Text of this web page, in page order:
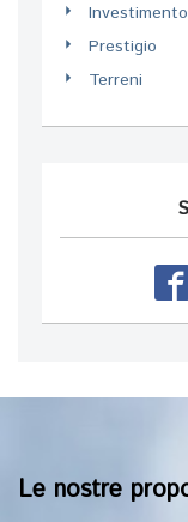
Investimento
Prestigio
Terreni
Le nostre